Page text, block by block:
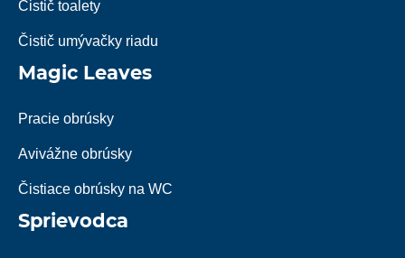
Čistič toalety
Čistič umývačky riadu
Magic Leaves
Pracie obrúsky
Avivážne obrúsky
Čistiace obrúsky na WC
Sprievodca